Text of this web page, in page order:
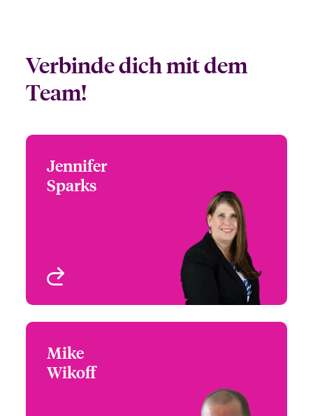
Verbinde dich mit dem
Team!
Jennifer
Sparks
Head of Partner
Engagement - South &
West
Houston, TX
+1 (972) 419 8012
Mike
Wikoff
Manager - Rocky
Mountain
+1 (303) 927 1553